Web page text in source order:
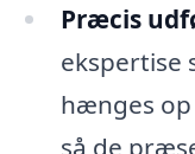
Præcis
ekspertise
hænges
så de